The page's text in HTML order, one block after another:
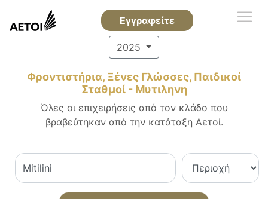
Εγγραφείτε
2025
Φροντιστήρια, Ξένες Γλώσσες, Παιδικοί
Σταθμοί - Μυτιληνη
Όλες οι επιχειρήσεις από τον κλάδο που
βραβεύτηκαν από την κατάταξη Αετοί.